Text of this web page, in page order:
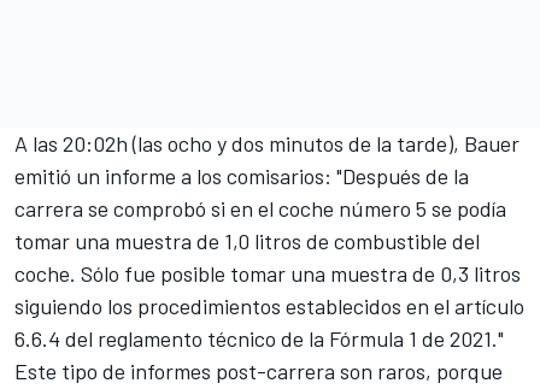
A las 20:02h (las ocho y dos minutos de la tarde), Bauer
emitió un informe a los comisarios: "Después de la
carrera se comprobó si en el coche número 5 se podía
tomar una muestra de 1,0 litros de combustible del
coche. Sólo fue posible tomar una muestra de 0,3 litros
siguiendo los procedimientos establecidos en el artículo
6.6.4 del reglamento técnico de la Fórmula 1 de 2021."
Este tipo de informes post-carrera son raros, porque